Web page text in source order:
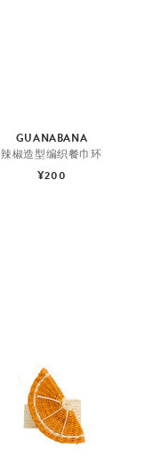
GUANABANA
辣椒造型编织餐巾环
¥200